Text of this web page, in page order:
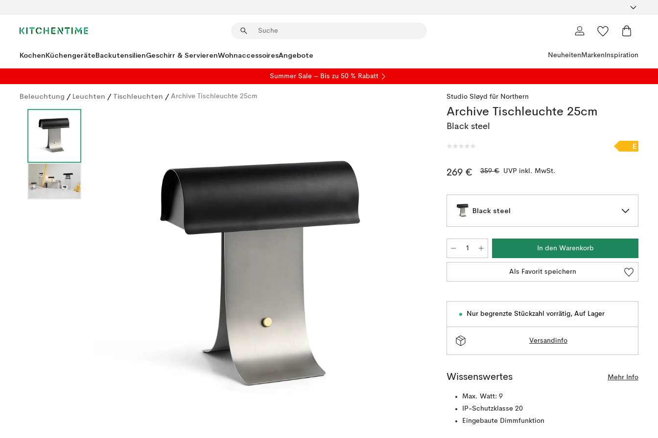
KochenKüchengeräteBackutensilienGeschirr & ServierenWohnaccessoiresAngebote NeuheitenMarken Inspiration
Summer Sale – Bis zu 50 % Rabatt
Beleuchtung / Leuchten / Tischleuchten / Archive Tischleuchte 25cm Studio Sløyd für Northern
Archive Tischleuchte 25cm
Black steel
E
269 € 359 € UVP inkl. MwSt.
Black steel
In den Warenkorb
Als Favorit speichern
Nur begrenzte Stückzahl vorrätig, Auf Lager
Versandinfo
Wissenswertes Mehr Info
Max. Watt: 9
IP-Schutzklasse 20
Eingebaute Dimmfunktion